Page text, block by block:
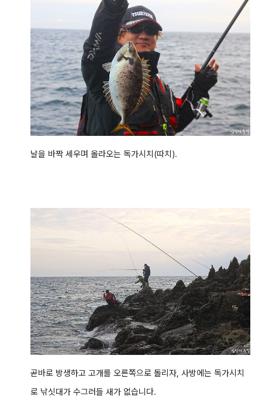
날을 바짝 세우며 올라오는 독가시치(따치).
곧바로 방생하고 고개를 오른쪽으로 돌리자, 사방에는 독가시치
로 낚싯대가 수그러들 새가 없습니다.